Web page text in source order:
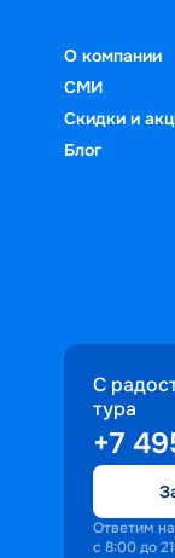
О компании
СМИ
Скидки и
Блог
С
тура
+7
Ответим
с 8:00 до